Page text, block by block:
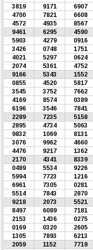
3819
9171 6907
4700
7821 6608
4572
4935 8567
9461
6295 4590
5903
4279 0916
3426
0748 1751
4021
5297 0624
2074
5361 4752
9166
5343 1552
0855
4520 5817
3545
3752 7662
4169
8574 0389
6196
3546 7841
2289
7235 5158
2895
4734 5063
9832
1069 8131
3076
9962 4660
4476
9217 1362
2170
4341 8339
0489
5534 9226
5994
7723 1216
6961
7305 0281
5514
7843 2870
9218
2073 5521
8497
6089 7181
2153
1436 0275
0169
0320 2605
1305
7893 6213
2059
1152 7719